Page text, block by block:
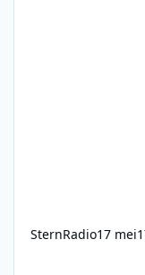
SternRadio17 mei